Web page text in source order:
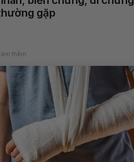
gặp
thêm